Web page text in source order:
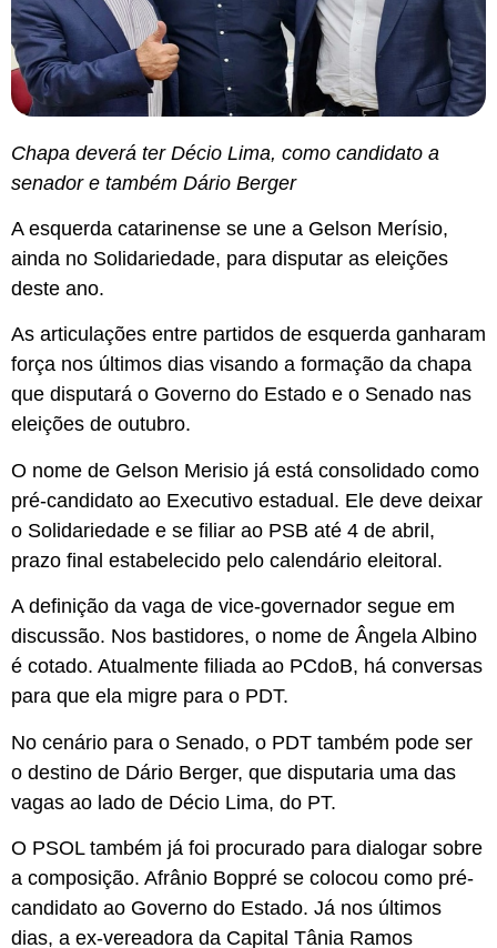
Chapa deverá ter Décio Lima, como candidato a
senador e também Dário Berger
A esquerda catarinense se une a Gelson Merísio,
ainda no Solidariedade, para disputar as eleições
deste ano.
As articulações entre partidos de esquerda ganharam
força nos últimos dias visando a formação da chapa
que disputará o Governo do Estado e o Senado nas
eleições de outubro.
O nome de Gelson Merisio já está consolidado como
pré-candidato ao Executivo estadual. Ele deve deixar
o Solidariedade e se filiar ao PSB até 4 de abril,
prazo final estabelecido pelo calendário eleitoral.
A definição da vaga de vice-governador segue em
discussão. Nos bastidores, o nome de Ângela Albino
é cotado. Atualmente filiada ao PCdoB, há conversas
para que ela migre para o PDT.
No cenário para o Senado, o PDT também pode ser
o destino de Dário Berger, que disputaria uma das
vagas ao lado de Décio Lima, do PT.
O PSOL também já foi procurado para dialogar sobre
a composição. Afrânio Boppré se colocou como pré-
candidato ao Governo do Estado. Já nos últimos
dias, a ex-vereadora da Capital Tânia Ramos